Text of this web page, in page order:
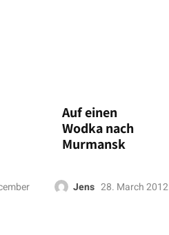
Auf einen
Wodka nach
Murmansk
Jens 28. March 2012